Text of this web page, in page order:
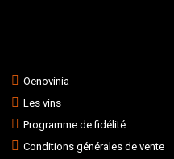
Oenovinia
Les vins
Programme de fidélité
Conditions générales de vente